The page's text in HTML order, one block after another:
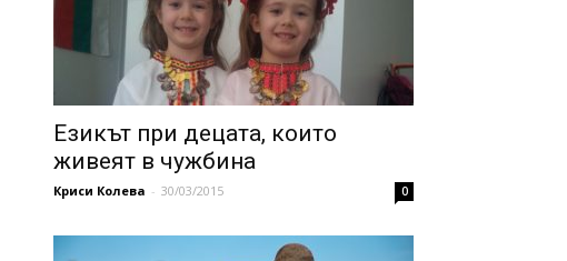
Езикът при децата, които
живеят в чужбина
Криси Колева - 30/03/2015 0